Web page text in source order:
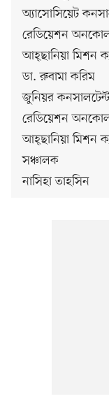
অ্যাসোসিয়েট
রেডিয়েশন
আহ্‌ছানিয়া মিশন
ডা. রুবামা করিম
জুনিয়র কনসালটেন্ট
রেডিয়েশন
আহ্‌ছানিয়া মিশন
সঞ্চালক
নাসিহা তাহসিন